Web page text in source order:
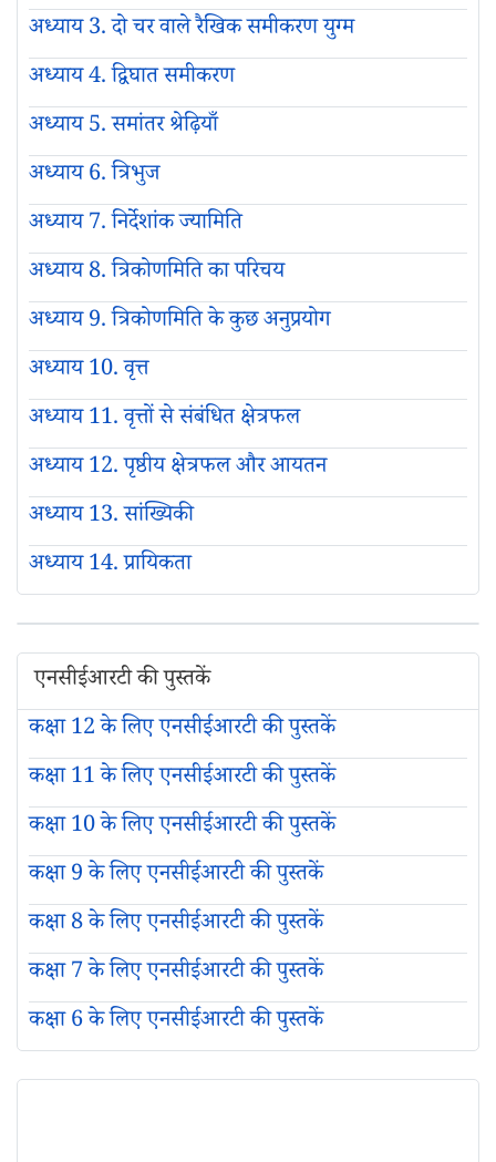
अध्याय 3. दो चर वाले रैखिक समीकरण युग्म
अध्याय 4. द्विघात समीकरण
अध्याय 5. समांतर श्रेढ़ियाँ
अध्याय 6. त्रिभुज
अध्याय 7. निर्देशांक ज्यामिति
अध्याय 8. त्रिकोणमिति का परिचय
अध्याय 9. त्रिकोणमिति के कुछ अनुप्रयोग
अध्याय 10. वृत्त
अध्याय 11. वृत्तों से संबंधित क्षेत्रफल
अध्याय 12. पृष्ठीय क्षेत्रफल और आयतन
अध्याय 13. सांख्यिकी
अध्याय 14. प्रायिकता
एनसीईआरटी की पुस्तकें
कक्षा 12 के लिए एनसीईआरटी की पुस्तकें
कक्षा 11 के लिए एनसीईआरटी की पुस्तकें
कक्षा 10 के लिए एनसीईआरटी की पुस्तकें
कक्षा 9 के लिए एनसीईआरटी की पुस्तकें
कक्षा 8 के लिए एनसीईआरटी की पुस्तकें
कक्षा 7 के लिए एनसीईआरटी की पुस्तकें
कक्षा 6 के लिए एनसीईआरटी की पुस्तकें